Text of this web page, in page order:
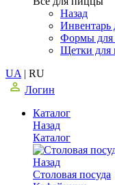
Назад
Формы
Щетки для
UA | RU
Логин
Каталог
Назад
Каталог
Назад
Столовая посуда